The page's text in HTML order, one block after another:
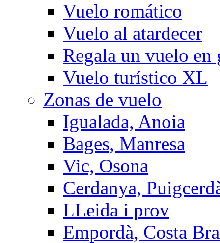
Vuelo romático
Vuelo al atardecer
Regala un vuelo en
Vuelo turístico XL
Zonas de vuelo
Igualada, Anoia
Bages, Manresa
Vic, Osona
Cerdanya,
LLeida i prov
Empordà, Costa